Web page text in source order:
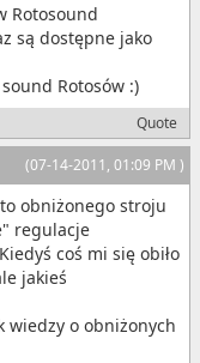
Rotosound
są dostępne jako
Rotosów :)
Quote
(07-14-2011, 01:09 PM )
obniżonego stroju
regulacje
coś mi się obiło
jakieś
wiedzy o obniżonych